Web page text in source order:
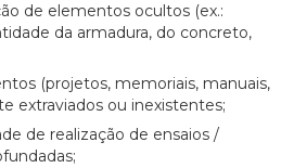
de elementos ocultos (ex.:
da armadura, do concreto,
(projetos, memoriais, manuais,
extraviados ou inexistentes;
de realização de ensaios /